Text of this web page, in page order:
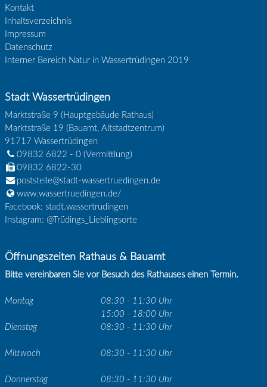
Kontakt
Inhaltsverzeichnis
Impressum
Datenschutz
Interner Bereich Natur in Wassertrüdingen 2019
Stadt Wassertrüdingen
Marktstraße 9 (Hauptgebäude Rathaus)
Marktstraße 19 (Bauamt, Altstadtzentrum)
91717 Wassertrüdingen
09832 6822 - 0(Vermittlung)
09832 6822-30
poststelle@stadt-wassertruedingen.de
www.wassertruedingen.de/
Facebook: stadt.wassertrudingen
Instagram: @Trüdings_Lieblingsorte
Öffnungszeiten Rathaus & Bauamt
Bitte vereinbaren Sie vor Besuch des Rathauses einen Termin.
Montag
08:30 - 11:30 Uhr
15:00 - 18:00 Uhr
Dienstag
08:30 - 11:30 Uhr
Mittwoch 08:30 - 11:30 Uhr
Donnerstag
08:30 - 11:30 Uhr